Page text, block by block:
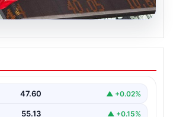
ne zaman açıklanacak?
beklentisi belli oldu
47.60 ▲ +0.02%
55.13 ▲ +0.15%